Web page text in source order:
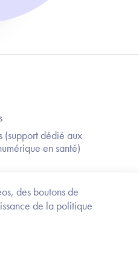
des boutons de
de la politiqueTrouvez
ANS
(support dédié aux
en santé)
conforme